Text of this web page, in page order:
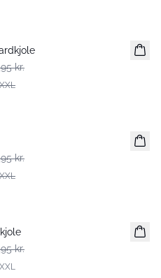
kr.
XXL
kr.
XXL
kr.
XXL